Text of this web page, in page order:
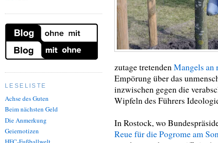
LESELISTE
Achse des Guten
Beim nächsten Geld
Die Anmerkung
Geiernotizen
zutage tretenden Mangels an
Empörung über das
inzwischen gegen die
Wipfeln des Führers
In Rostock, wo
Reue für die Pogrome am